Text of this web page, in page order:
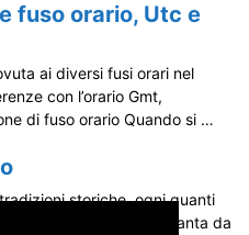
fuso orario, Utc e
ai diversi fusi orari nel
con l’orario Gmt,
di fuso orario Quando si …
storiche, ogni quanti
apertura della Porta Santa da